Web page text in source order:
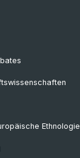
Ethnologie